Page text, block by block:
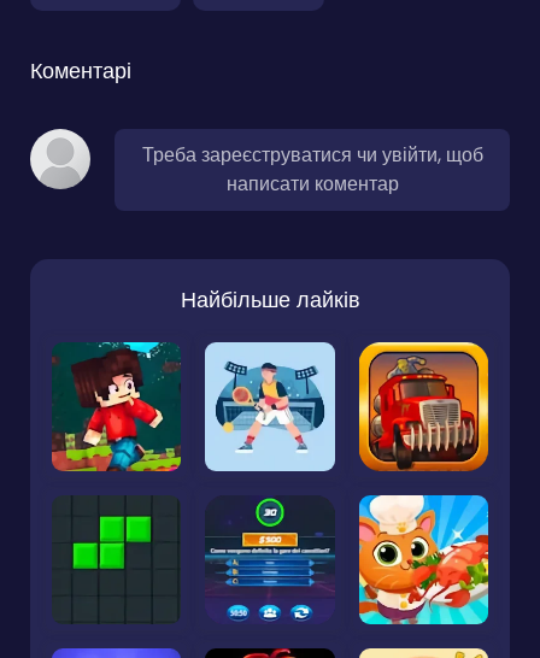
Коментарі
Треба зареєструватися чи увійти, щоб
написати коментар
Найбільше лайків